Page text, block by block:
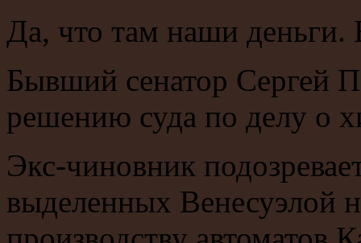
Да, что там наши
Бывший сенатор Сергей
решению суда по делу о
Экс-чиновник
выделенных Венесуэлой